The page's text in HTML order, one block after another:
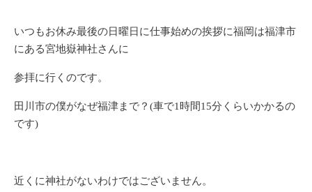
いつもお休み最後の日曜日に仕事始めの挨拶に福岡は福津市
にある宮地嶽神社さんに
参拝に行くのです。
田川市の僕がなぜ福津まで？(車で1時間15分くらいかかるの
です)
近くに神社がないわけではございません。